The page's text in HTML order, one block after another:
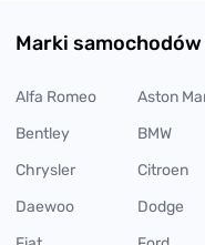
Marki
Alfa Romeo Aston
Bentley
BMW
Chrysler
Citroen
Daewoo
Dodge